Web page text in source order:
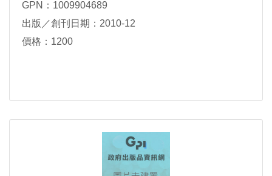
GPN：1009904689
出版／創刊日期：2010-12
價格：1200